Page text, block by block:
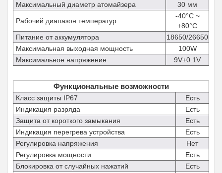
Максимальный диаметр атомайзера
30 мм
Рабочий диапазон температур
-40°C ~
+80°C
Питание от аккумулятора
18650/26650
Максимальная выходная мощность
100W
Максимальное напряжение
9V±0.1V
Функциональные возможности
Класс защиты IP67
Есть
Индикация разряда
Есть
Защита от короткого замыкания
Есть
Индикация перегрева устройства
Есть
Регулировка напряжения
Нет
Регулировка мощности
Есть
Блокировка от случайных нажатий
Есть